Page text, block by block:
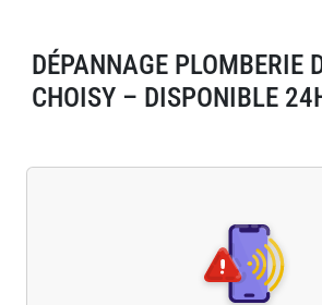
DÉPANNAGE PLOMBERIE
CHOISY – DISPONIBLE